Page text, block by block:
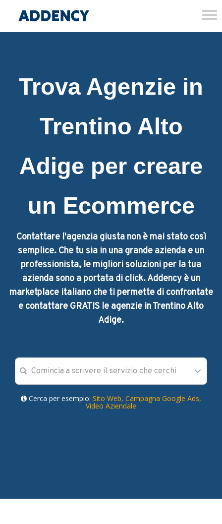
Trova Agenzie in
Trentino Alto
Adige per creare
un Ecommerce
Contattare l'agenzia giusta non è mai stato così
semplice. Che tu sia in una grande azienda e un
professionista, le migliori soluzioni per la tua
azienda sono a portata di click. Addency è un
marketplace italiano che ti permette di confrontate
e contattare GRATIS le agenzie in Trentino Alto
Adige.
Cerca per esempio: Sito Web, Campagna Google Ads,
Video Aziendale